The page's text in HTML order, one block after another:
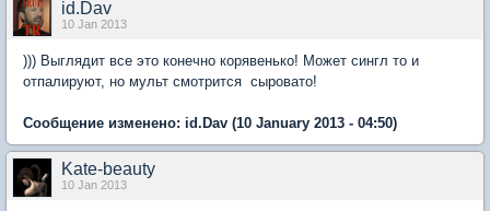
id.Dav
10 Jan 2013
))) Выглядит все это конечно корявенько! Может сингл то и
отпалируют, но мульт смотрится сыровато!
Сообщение изменено: id.Dav (10 January 2013 - 04:50)
Kate-beauty
10 Jan 2013